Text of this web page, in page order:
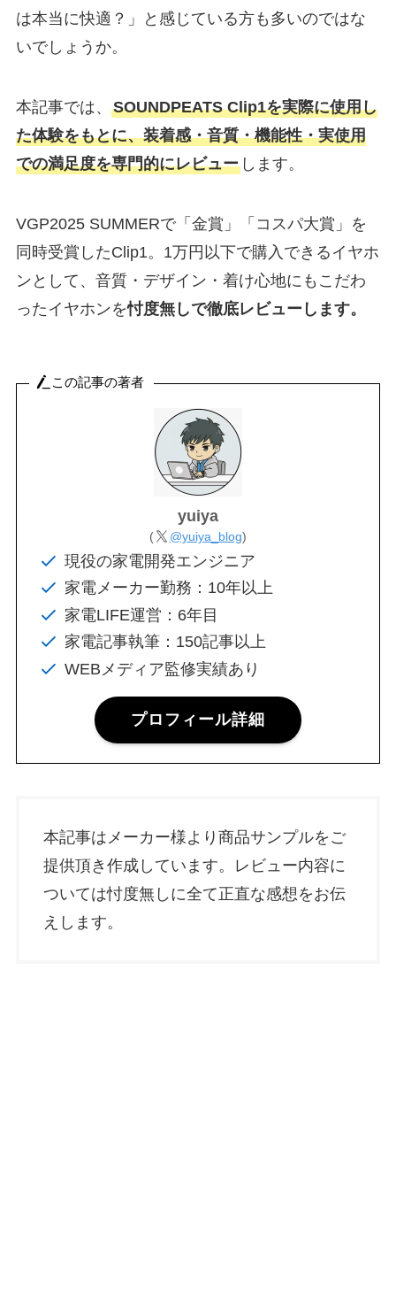
は本当に快適？」と感じている方も多いのではな
いでしょうか。
本記事では、 SOUNDPEATS Clip1を実際に使用し
た体験をもとに、装着感・音質・機能性・実使用
での満足度を専門的にレビューします。
VGP2025 SUMMERで「金賞」「コスパ大賞」を
同時受賞したClip1。1万円以下で購入できるイヤホ
ンとして、音質・デザイン・着け心地にもこだわ
ったイヤホンを忖度無しで徹底レビューします。
この記事の著者
yuiya
( @yuiya_blog)
現役の家電開発エンジニア
家電メーカー勤務：10年以上
家電LIFE運営：6年目
家電記事執筆：150記事以上
WEBメディア監修実績あり
プロフィール詳細
本記事はメーカー様より商品サンプルをご
提供頂き作成しています。レビュー内容に
ついては忖度無しに全て正直な感想をお伝
えします。